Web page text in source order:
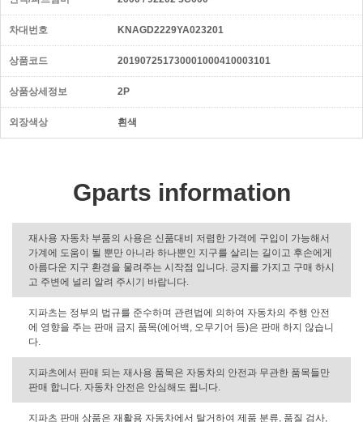
차대번호 KNAGD2229YA023201
상품코드 201907251730001000410003101
상품상세정보 2P
외장색상 흰색
Gparts information
재사용 자동차 부품의 사용은 신품대비 저렴한 가격에 구입이 가능해서
가계에 도움이 될 뿐만 아니라 하나뿐인 지구를 살리는 길이고 후손에게
아름다운 지구 환경을 물려주는 시작점 입니다. 긍지를 가지고 구매 하시
고 주변에 널리 알려 주시기 바랍니다.
지파츠는 정부의 법규를 준수하며 관련법에 의하여 자동차의 주행 안전
에 영향을 주는 판매 금지 품목(에어백, 오무기어 등)은 판매 하지 않습니
다.
지파츠에서 판매 되는 재사용 품목은 자동차의 안전과 무관한 품목들만
판매 합니다. 자동차 안전은 안심해도 됩니다.
지파츠 판매 상품은 재활용 자동차에서 탈거하여 제품 분류, 품질 검사,